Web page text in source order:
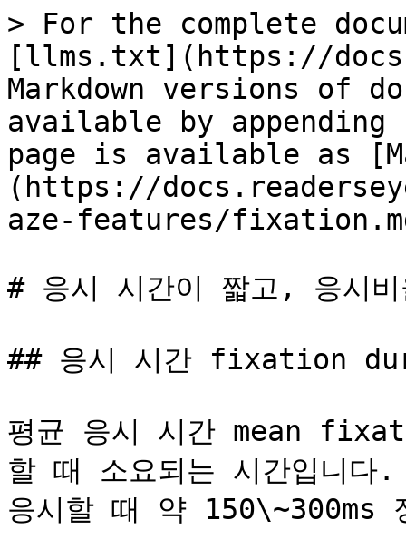
> For the complete
[llms.txt](https://
Markdown versions of
available by
page is available as
(https://
aze-features/
# 응시 시간이 짧고, 응시
## 응시 시간 fixation
평균 응시 시간 mean
할 때 소요되는 시간입니
응시할 때 약 150\~300ms